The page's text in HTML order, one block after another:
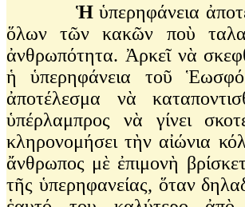
Ἡὑπερηφάνεια
ὅλων τῶν κακῶν ποὺ
ἀνθρωπότητα. Ἀρκεῖ νὰ
ἡ ὑπερηφάνεια τοῦ
ἀποτέλεσμα νὰ
ὑπέρλαμπρος νὰ γίνει
κληρονομήσει τὴν αἰώνια
ἄνθρωπος μὲ ἐπιμονὴ
τῆς ὑπερηφανείας, ὅταν